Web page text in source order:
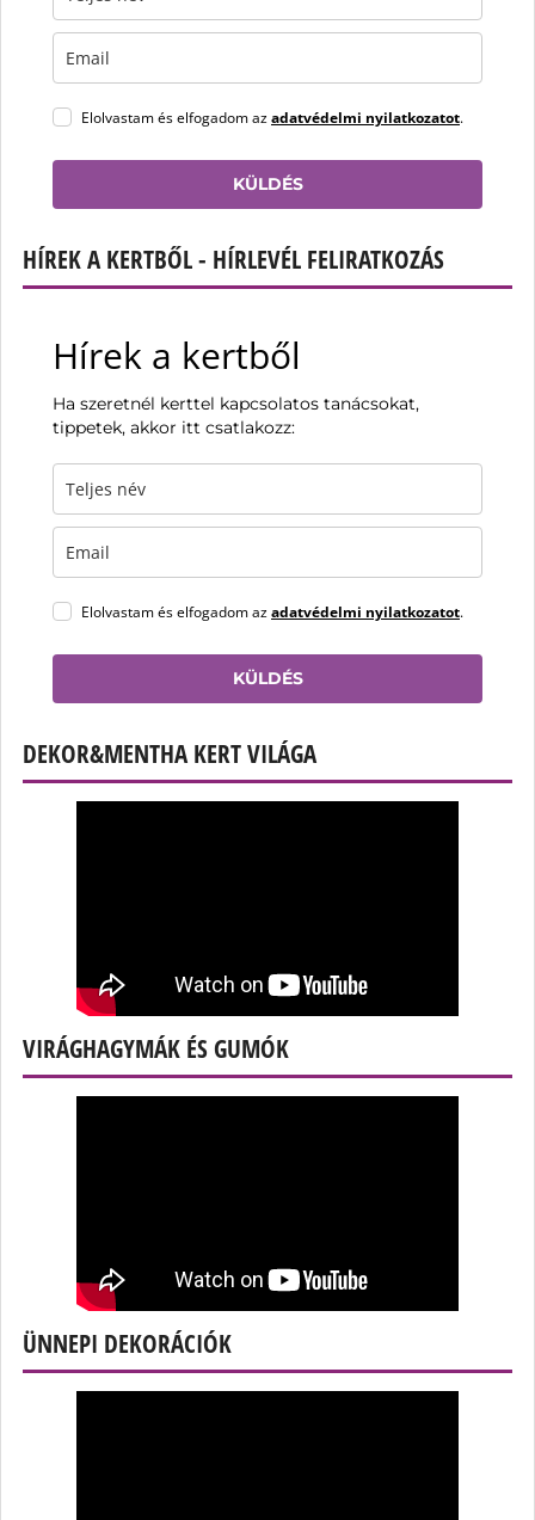
Elolvastam és elfogadom azadatvédelmi nyilatkozatot.
KÜLDÉS
HÍREK A KERTBŐL - HÍRLEVÉL FELIRATKOZÁS
Hírek a kertből
Ha szeretnél kerttel kapcsolatos tanácsokat,
tippetek, akkor itt csatlakozz:
Elolvastam és elfogadom azadatvédelmi nyilatkozatot.
KÜLDÉS
DEKOR&MENTHA KERT VILÁGA
VIRÁGHAGYMÁK ÉS GUMÓK
ÜNNEPI DEKORÁCIÓK